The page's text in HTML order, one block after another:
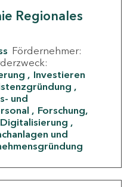
Regionales
Fördernehmer:
Investieren
und
Forschung,
und